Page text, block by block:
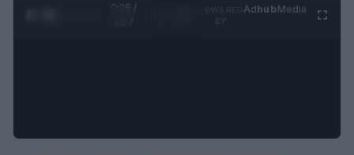
0:29 /
AdhubMedia